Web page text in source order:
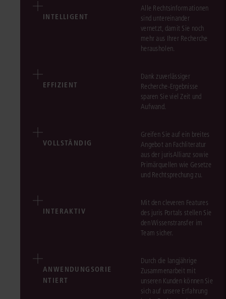
INTELLIGENT
Alle Rechtsinformationen
sind untereinander
vernetzt, damit Sie noch
mehr aus Ihrer Recherche
herausholen.
EFFIZIENT
Dank zuverlässiger
Recherche-Ergebnisse
sparen Sie viel Zeit und
Aufwand.
VOLLSTÄNDIG
Greifen Sie auf ein breites
Angebot an Fachliteratur
aus der jurisAllianz sowie
Primärquellen wie Gesetze
und Rechtsprechung zu.
INTERAKTIV
Mit den cleveren Features
des juris Portals stellen Sie
den Wissenstransfer im
Team sicher.
ANWENDUNGSORIE
NTIERT
Durch die langjährige
Zusammenarbeit mit
unseren Kunden können Sie
sich auf unsere Erfahrung